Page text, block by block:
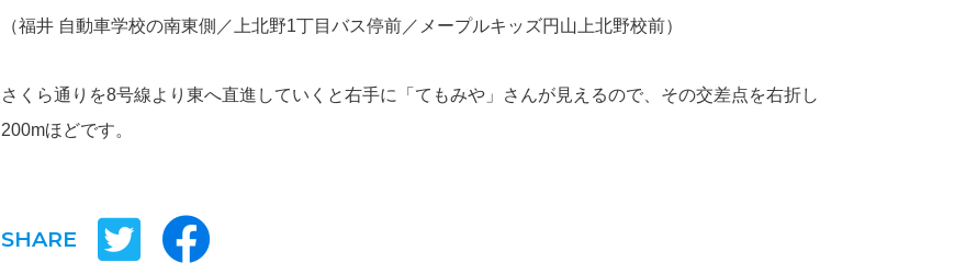
（福井 自動車学校の南東側／上北野1丁目バス停前／メープルキッズ円山上北野校前）
さくら通りを8号線より東へ直進していくと右手に「てもみや」さんが見えるので、その交差点を右折し
200mほどです。
SHARE